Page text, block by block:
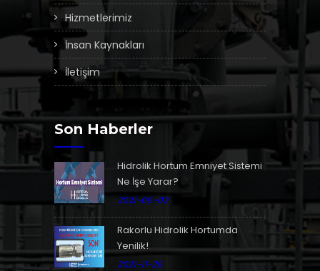
Hizmetlerimiz
İnsan Kaynakları
İletişim
Son Haberler
Hidrolik Hortum Emniyet Sistemi
Ne İşe Yarar?
2021-09-03
Rakorlu Hidrolik Hortumda
Yenilik!
2021-11-29